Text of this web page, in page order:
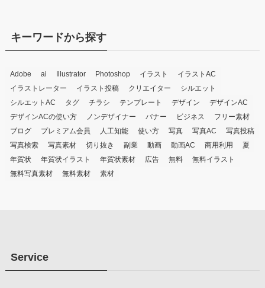
キーワードから探す
Adobe ai Illustrator Photoshop イラスト
イラストAC
イラストレーター
イラスト投稿 クリエイター
シルエット
シルエットAC
タグ チラシ テンプレート デザイン
デザインAC
デザインACの使い方
ノンデザイナー バナー ビジネス
フリー素材
ブログ
プレミアム会員 人工知能 使い方 写真 写真AC
写真投稿
写真検索
写真素材 切り抜き 副業 動画 動画AC 商用利用
夏
年賀状
年賀状イラスト 年賀状素材 広告 無料
無料イラスト
無料写真素材
無料素材 素材
Service